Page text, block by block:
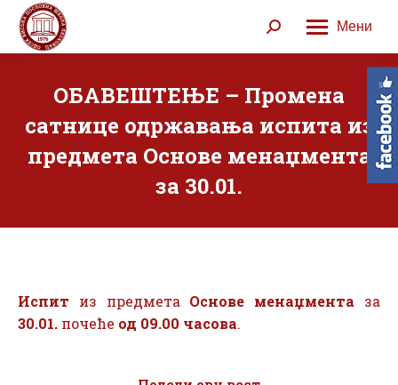
Мени
Search:
ОБАВЕШТЕЊЕ – Промена
сатнице одржавања испита из
предмета Основе менаџмента
за 30.01.
Испит из предмета Основе менаџмента за
30.01. почеће од 09.00 часова.